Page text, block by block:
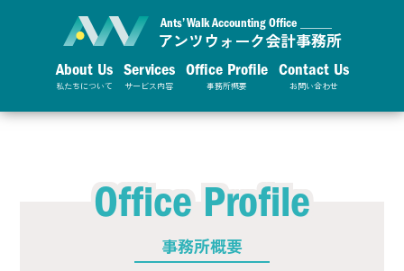
Ants’ Walk Accounting Office _____
アンツウォーク会計事務所
About Us
私たちについて
Services
サービス内容
Office Profile
事務所概要
Contact Us
お問い合わせ
Office Profile
事務所概要